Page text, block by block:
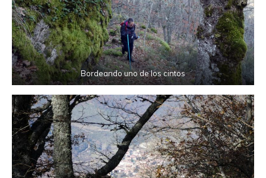
Bordeando uno de los cintos